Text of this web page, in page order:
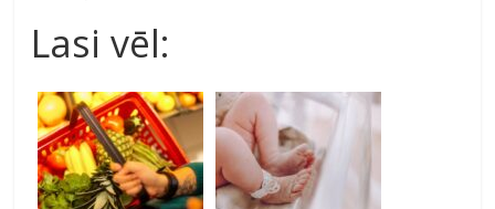
Lasi vēl: